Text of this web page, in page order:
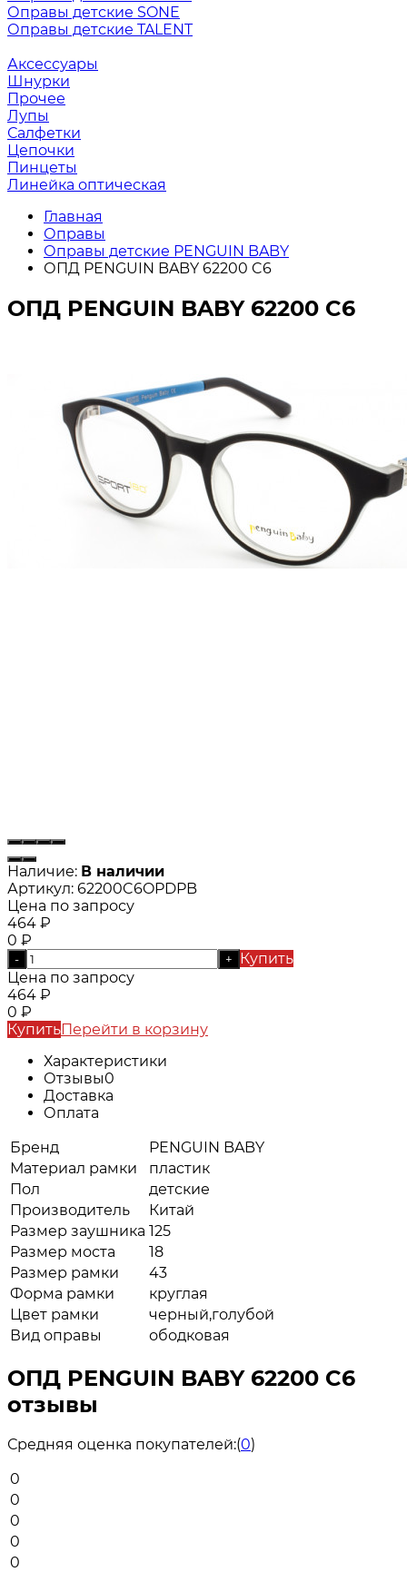
Оправы детские SONE
Оправы детские TALENT
Аксессуары
Шнурки
Прочее
Лупы
Салфетки
Цепочки
Пинцеты
Линейка оптическая
Главная
Оправы
Оправы детские PENGUIN BABY
ОПД PENGUIN BABY 62200 C6
ОПД PENGUIN BABY 62200 C6
Наличие: В наличии
Артикул: 62200C6OPDPB
Цена по запросу
464 ₽
0 ₽
- +
Купить
Цена по запросу
464 ₽
0 ₽
КупитьПерейти в корзину
Характеристики
Отзывы0
Доставка
Оплата
Бренд
PENGUIN BABY
Материал рамки
пластик
Пол
детские
Производитель
Китай
Размер заушника 125
Размер моста
18
Размер рамки
43
Форма рамки
круглая
Цвет рамки
черный,голубой
Вид оправы
ободковая
ОПД PENGUIN BABY 62200 C6
отзывы
Средняя оценка покупателей:(0)
0
0
0
0
0